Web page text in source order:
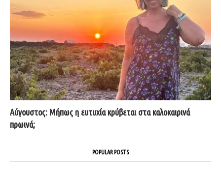
Αύγουστος: Μήπως η ευτυχία κρύβεται στα καλοκαιρινά
πρωινά;
POPULAR POSTS